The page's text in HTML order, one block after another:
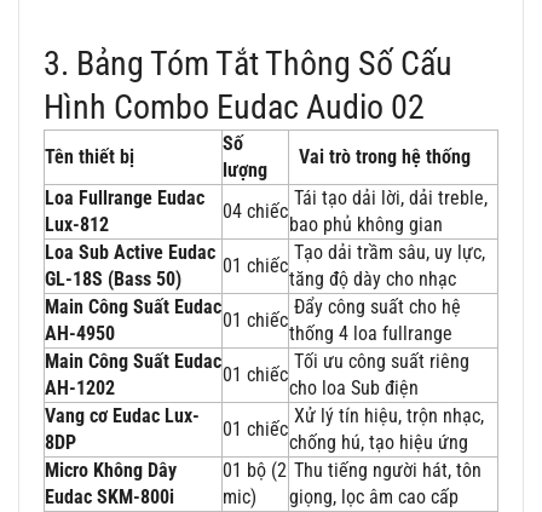
3. Bảng Tóm Tắt Thông Số Cấu
Hình Combo Eudac Audio 02
Tên thiết bị
Số
lượng
Vai trò trong hệ thống
Loa Fullrange Eudac
Lux-812
04 chiếc
Tái tạo dải lời, dải treble,
bao phủ không gian
Loa Sub Active Eudac
GL-18S (Bass 50)
01 chiếc
Tạo dải trầm sâu, uy lực,
tăng độ dày cho nhạc
Main Công Suất Eudac
AH-4950
01 chiếc
Đẩy công suất cho hệ
thống 4 loa fullrange
Main Công Suất Eudac
AH-1202
01 chiếc
Tối ưu công suất riêng
cho loa Sub điện
Vang cơ Eudac Lux-
8DP
01 chiếc
Xử lý tín hiệu, trộn nhạc,
chống hú, tạo hiệu ứng
Micro Không Dây
Eudac SKM-800i
01 bộ (2
mic)
Thu tiếng người hát, tôn
giọng, lọc âm cao cấp